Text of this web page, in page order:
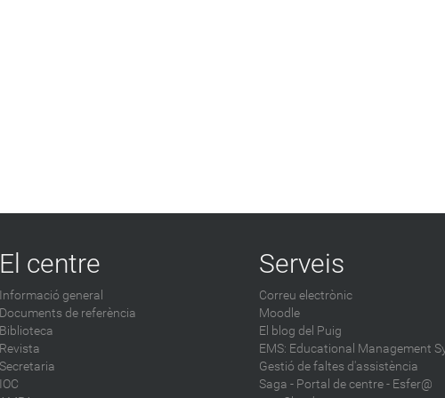
El centre
Informació general
Documents de referència
Biblioteca
Revista
Secretaria
IOC
Serveis
Correu electrònic
Moodle
El blog del Puig
EMS: Educational Management
Gestió de faltes d'assistència
Saga - Portal de centre - Esfer@